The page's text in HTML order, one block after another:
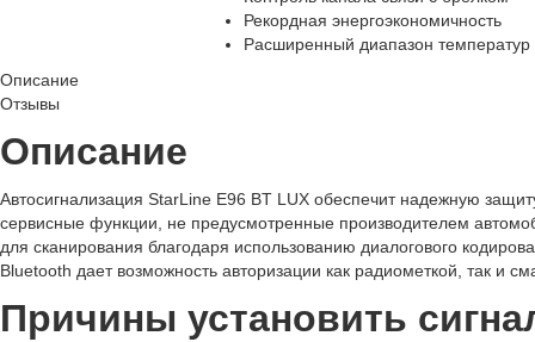
Рекордная энергоэкономичность
Расширенный диапазон температур
Описание
Отзывы
Описание
Автосигнализация StarLine E96 BT LUX обеспечит надежную
сервисные функции, не предусмотренные производителем
для сканирования благодаря использованию диалогового
Bluetooth дает возможность авторизации как радиометкой, так и
Причины установить